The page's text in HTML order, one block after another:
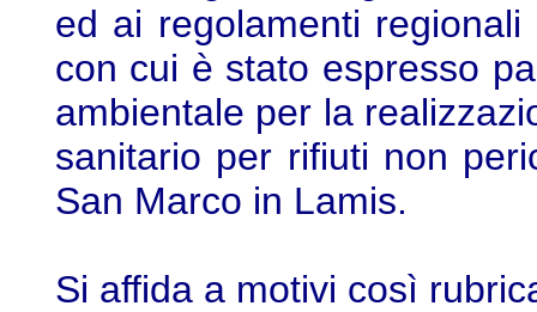
ed ai regolamenti
con cui è stato espresso
ambientale per la
sanitario per rifiuti non
San Marco in Lamis.
Si affida a motivi così